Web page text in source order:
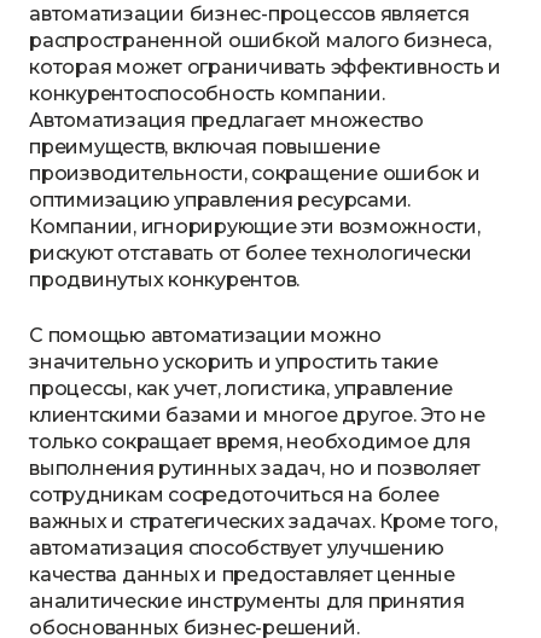
автоматизации бизнес-процессов является
распространенной ошибкой малого бизнеса,
которая может ограничивать эффективность и
конкурентоспособность компании.
Автоматизация предлагает множество
преимуществ, включая повышение
производительности, сокращение ошибок и
оптимизацию управления ресурсами.
Компании, игнорирующие эти возможности,
рискуют отставать от более технологически
продвинутых конкурентов.
С помощью автоматизации можно
значительно ускорить и упростить такие
процессы, как учет, логистика, управление
клиентскими базами и многое другое. Это не
только сокращает время, необходимое для
выполнения рутинных задач, но и позволяет
сотрудникам сосредоточиться на более
важных и стратегических задачах. Кроме того,
автоматизация способствует улучшению
качества данных и предоставляет ценные
аналитические инструменты для принятия
обоснованных бизнес-решений.